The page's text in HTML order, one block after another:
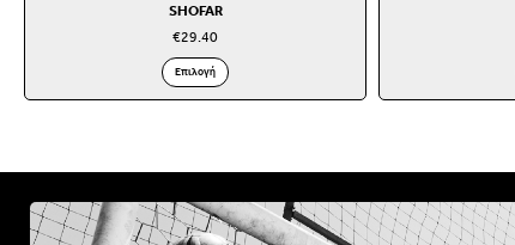
SHOFAR
€29.40
Επιλογή